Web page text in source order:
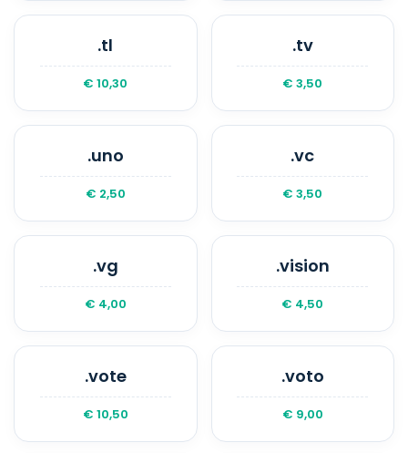
.tl
€ 10,30
.tv
€ 3,50
.uno
€ 2,50
.vc
€ 3,50
.vg
€ 4,00
.vision
€ 4,50
.vote
€ 10,50
.voto
€ 9,00